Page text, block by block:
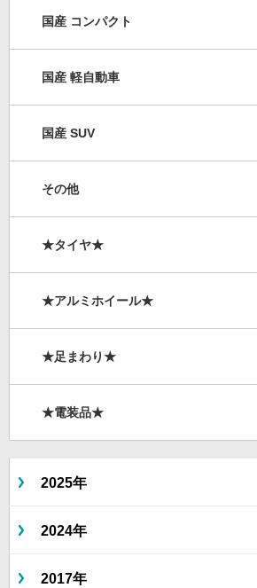
国産 コンパクト
国産 軽自動車
国産 SUV
その他
★タイヤ★
★アルミホイール★
★足まわり★
★電装品★
2025年
2024年
2017年